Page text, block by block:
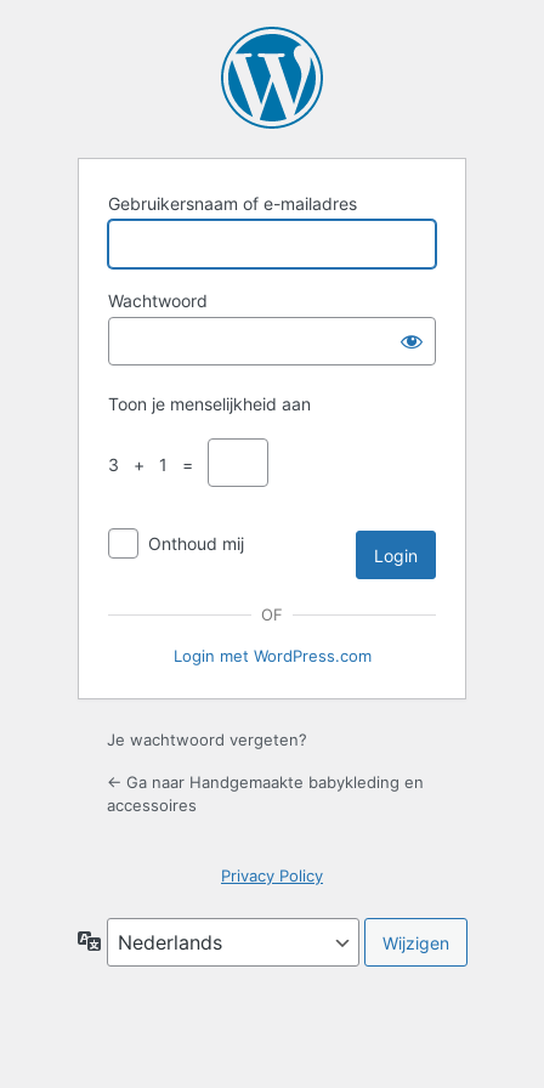
Gebruikersnaam of e-mailadres
Wachtwoord
Toon je menselijkheid aan
3 + 1 =
Onthoud mij
OF
Login met WordPress.com
Je wachtwoord vergeten?
← Ga naar Handgemaakte babykleding en
accessoires
Privacy Policy
Taal